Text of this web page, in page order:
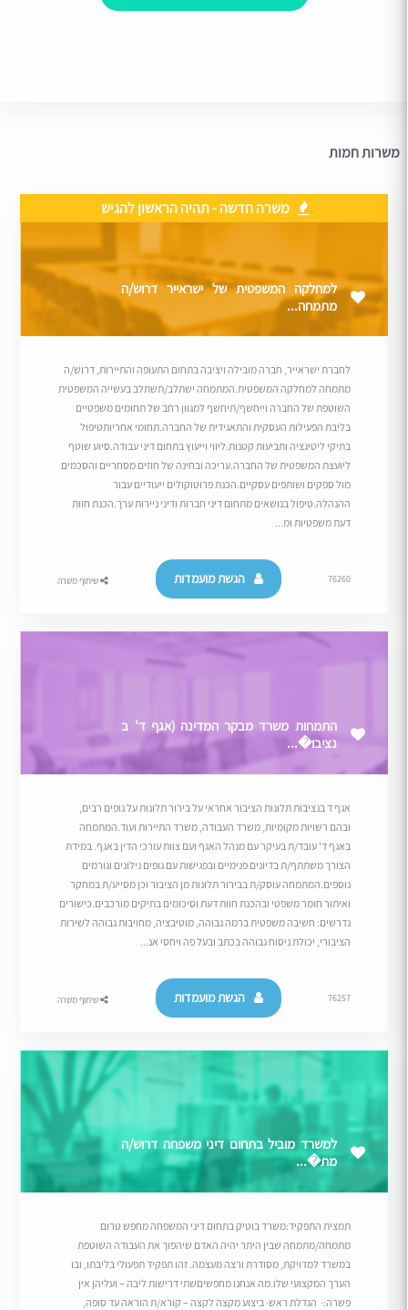
משרות חמות
משרה חדשה - תהיה הראשון להגיש
למחלקה המשפטית של ישראייר דרוש/ה
מתמחה...
לחברת ישראייר, חברה מובילה ויציבה בתחום התעופה והתיירות, דרוש/ה
מתמחה למחלקה המשפטית.המתמחה ישתלב/תשתלב בעשייה המשפטית
השוטפת של החברה וייחשף/תיחשף למגוון רחב של תחומים משפטיים
בליבת הפעילות העסקית והתאגידית של החברה.תחומי אחריותטיפול
בתיקי ליטיגציה ותביעות קטנות.ליווי וייעוץ בתחום דיני עבודה.סיוע שוטף
ליועצת המשפטית של החברה.עריכה ובחינה של חוזים מסחריים והסכמים
מול ספקים ושותפים עסקיים.הכנת פרוטוקולים ייעודיים עבור
ההנהלה.טיפול בנושאים מתחום דיני חברות ודיני ניירות ערך.הכנת חוות
דעת משפטיות ומ...
76260 הגשת מועמדות שיתוף משרה
התמחות משרד מבקר המדינה (אגף ד' ב
נציבו�...
אגף ד בנציבות תלונות הציבור אחראי על בירור תלונות על גופים רבים,
ובהם רשויות מקומיות, משרד העבודה, משרד התיירות ועוד.המתמחה
באגף ד' עובד/ת בעיקר עם מנהל האגף ועם צוות עורכי הדין באגף. במידת
הצורך משתתף/ת בדיונים פנימיים ובפגישות עם גופים נילונים וגורמים
נוספים.המתמחה עוסק/ת בבירור תלונות מן הציבור וכן מסייע/ת במחקר
ואיתור חומר משפטי ובהכנת חוות דעת וסיכומים בתיקים מורכבים.כישורים
נדרשים: חשיבה משפטית ברמה גבוהה, מוטיבציה, מחויבות גבוהה לשירות
הציבורי, יכולת ניסוח גבוהה בכתב ובעל פה ויחסי אנ...
76257 הגשת מועמדות שיתוף משרה
למשרד מוביל בתחום דיני משפחה דרוש/ה
מת�...
תמצית התפקיד:משרד בוטיק בתחום דיני המשפחה מחפש טרום
מתמחה/מתמחה שבין היתר יהיה האדם שיהפוך את העבודה השוטפת
במשרד למדויקת, מסודרת ורצה מעצמה. זהו תפקיד תפעולי בליבתו, ובו
הערך המקצועי שלו.מה אנחנו מחפשיםשתי דרישות ליבה – ועליהן אין
פשרה:· הגדלת ראש· ביצוע מקצה לקצה – קורא/ת הוראה עד סופה,